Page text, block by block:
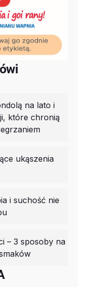
na lato i
które chronią
ukąszenia
i suchość nie
– 3 sposoby na